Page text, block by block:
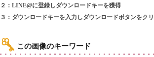
２：LINE@に登録しダウンロードキーを獲得
３：ダウンロードキーを入力しダウンロードボタンをク
この画像のキーワード